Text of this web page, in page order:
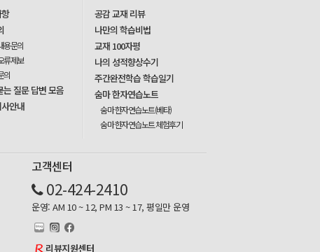
용문의
류제보
의
는 질문 답변 모음
안내
공감 교재 리뷰
나만의 학습비법
교재 100자평
나의 성적향상수기
주간완전학습 학습일기
숨마 한자연습노트
숨마 한자연습노트(베타)
숨마 한자연습노트 체험후기
고객센터
02-424-2410
운영: AM 10 ~ 12, PM 13 ~ 17, 평일만 운영
리뷰지원센터